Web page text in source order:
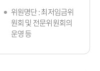
위원명단 : 최저임금위
원회 및 전문위원회의
운영 등